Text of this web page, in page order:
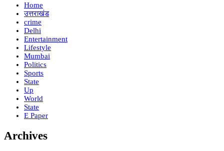
Home
उत्तराखंड
crime
Delhi
Entertainment
Lifestyle
Mumbai
Politics
Sports
State
Up
World
State
E Paper
Archives